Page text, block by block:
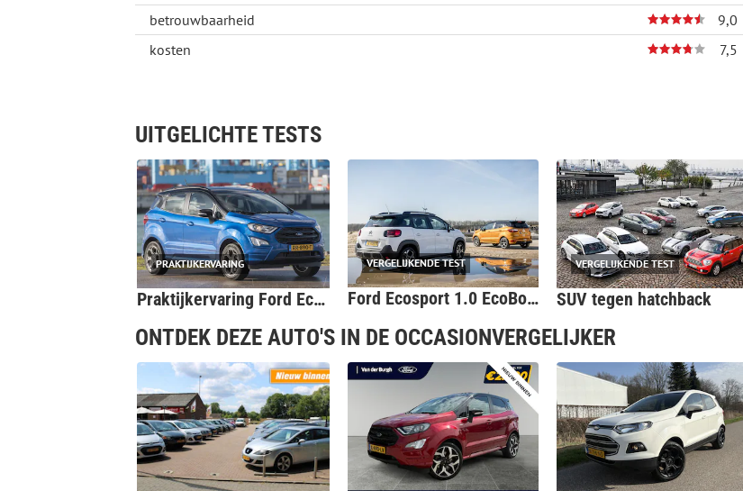
betrouwbaarheid
9,0
kosten
7,5
UITGELICHTE TESTS
PRAKTIJKERVARING
Praktijkervaring Ford EcoSport - eigenaren over kleine SUV met enorme achterdeur
VERGELIJKENDE TEST
Ford Ecosport 1.0 EcoBoost - Citroën C3 Aircross - Vergelijkende Test
VERGELIJKENDE TEST
SUV tegen hatchback
ONTDEK DEZE AUTO'S IN DE OCCASIONVERGELIJKER